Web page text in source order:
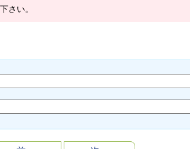
さい。